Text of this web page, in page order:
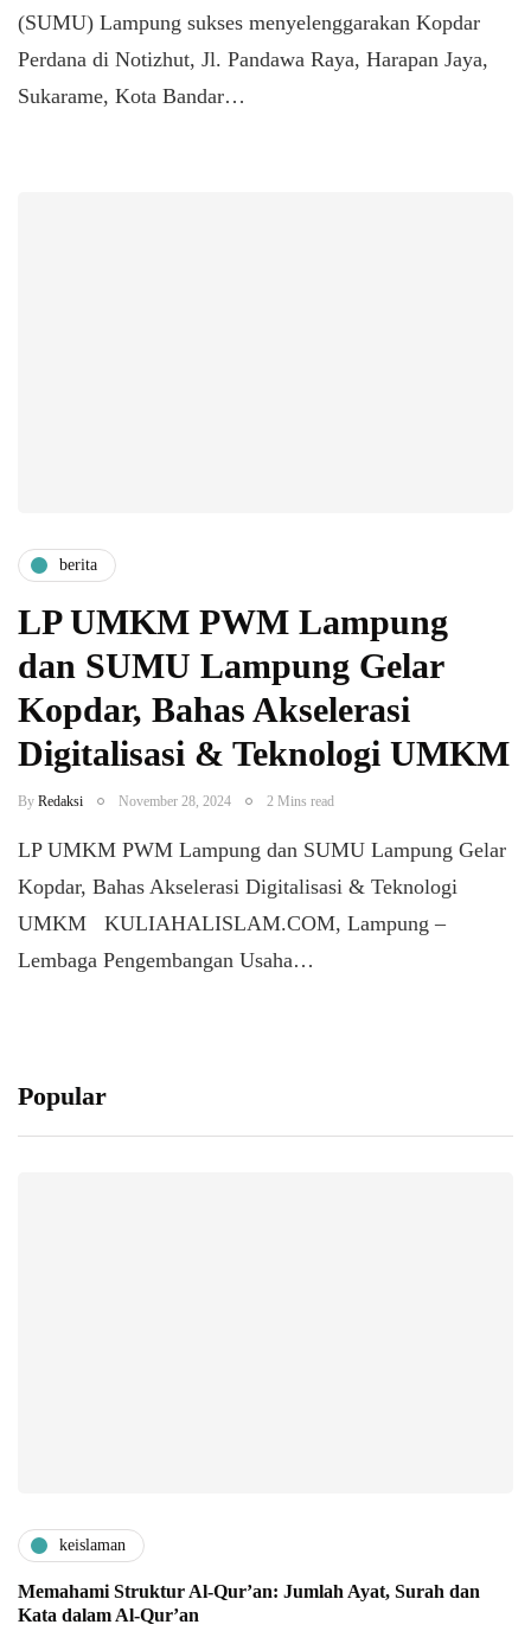
(SUMU) Lampung sukses menyelenggarakan Kopdar
Perdana di Notizhut, Jl. Pandawa Raya, Harapan Jaya,
Sukarame, Kota Bandar…
berita
LP UMKM PWM Lampung
dan SUMU Lampung Gelar
Kopdar, Bahas Akselerasi
Digitalisasi & Teknologi UMKM
By Redaksi November 28, 2024 2 Mins read
LP UMKM PWM Lampung dan SUMU Lampung Gelar
Kopdar, Bahas Akselerasi Digitalisasi & Teknologi
UMKM KULIAHALISLAM.COM, Lampung –
Lembaga Pengembangan Usaha…
Popular
keislaman
Memahami Struktur Al-Qur’an: Jumlah Ayat, Surah dan
Kata dalam Al-Qur’an